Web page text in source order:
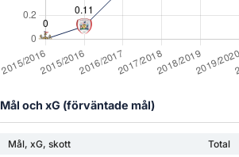
Mål och xG (förväntade mål)
Mål, xG, skott Total